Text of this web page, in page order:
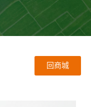
回商城